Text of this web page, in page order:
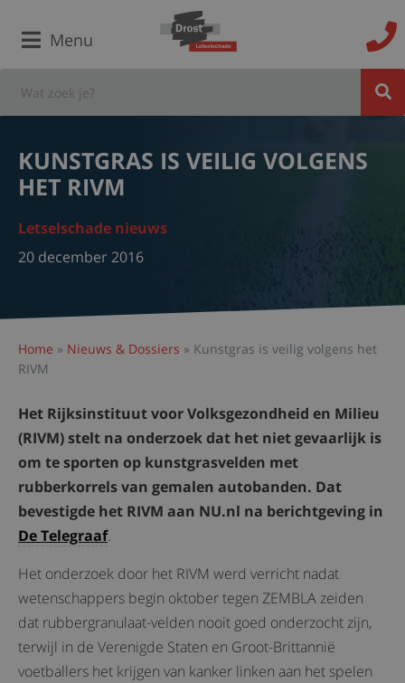
Menu
KUNSTGRAS IS VEILIG VOLGENS
HET RIVM
Letselschade nieuws
20 december 2016
Home » Nieuws & Dossiers » Kunstgras is veilig volgens het
RIVM
Het Rijksinstituut voor Volksgezondheid en Milieu
(RIVM) stelt na onderzoek dat het niet gevaarlijk is
om te sporten op kunstgrasvelden met
rubberkorrels van gemalen autobanden. Dat
bevestigde het RIVM aan NU.nl na berichtgeving in
De Telegraaf.
Het onderzoek door het RIVM werd verricht nadat
wetenschappers begin oktober tegen ZEMBLA zeiden
dat rubbergranulaat-velden nooit goed onderzocht zijn,
terwijl in de Verenigde Staten en Groot-Brittannië
voetballers het krijgen van kanker linken aan het spelen